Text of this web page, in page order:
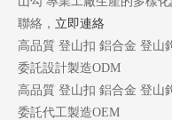
聯絡， 立即連絡
高品質 登山扣 鋁合金 登山
委託設計製造ODM
高品質 登山扣 鋁合金 登山
委託代工製造OEM